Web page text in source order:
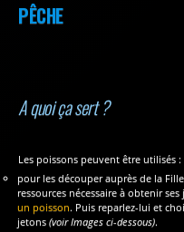
PÊCHE
A quoi ça sert ?
Les poissons peuvent être utilisés :
pour les découper auprès de la
ressources nécessaire à obtenir
un poisson. Puis reparlez-lui et
jetons(voir Images ci-dessous).